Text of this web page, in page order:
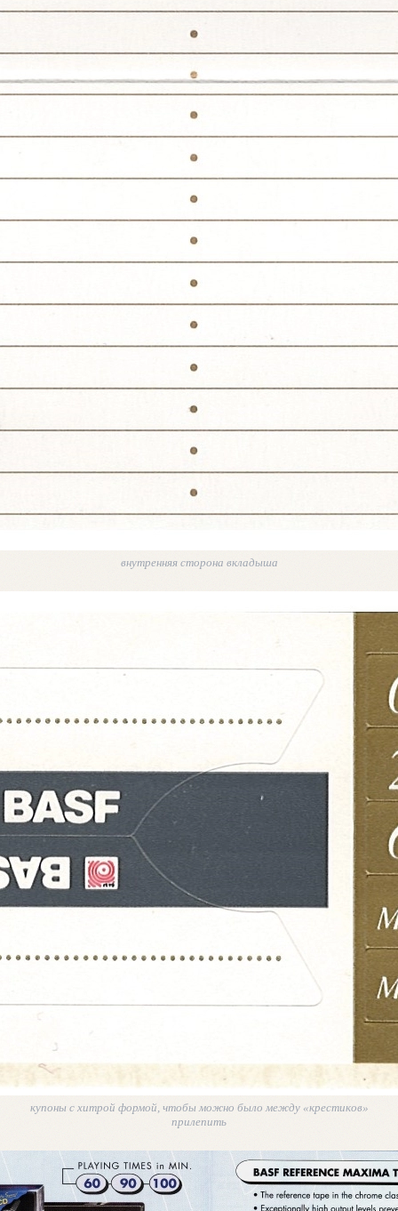
внутренняя сторона вкладыша
купоны с хитрой формой, чтобы можно было между «крестиков»
прилепить